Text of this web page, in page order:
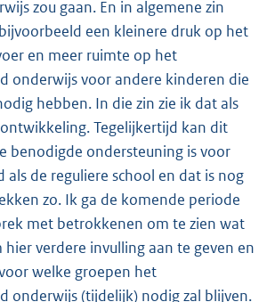
zou gaan. En in algemene zin
een kleinere druk op het
en meer ruimte op het
onderwijs voor andere kinderen die
hebben. In die zin zie ik dat als
Tegelijkertijd kan dit
benodigde ondersteuning is voor
als de reguliere school en dat is nog
zo. Ik ga de komende periode
met betrokkenen om te zien wat
hier verdere invulling aan te geven en
welke groepen het
onderwijs (tijdelijk) nodig zal blijven.